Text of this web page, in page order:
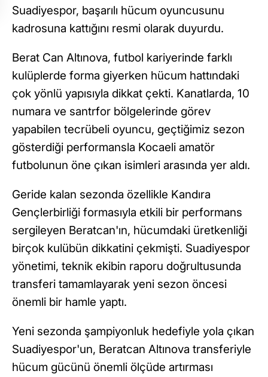
Suadiyespor, başarılı hücum oyuncusunu
kadrosuna kattığını resmi olarak duyurdu.
Berat Can Altınova, futbol kariyerinde farklı
kulüplerde forma giyerken hücum hattındaki
çok yönlü yapısıyla dikkat çekti. Kanatlarda, 10
numara ve santrfor bölgelerinde görev
yapabilen tecrübeli oyuncu, geçtiğimiz sezon
gösterdiği performansla Kocaeli amatör
futbolunun öne çıkan isimleri arasında yer aldı.
Geride kalan sezonda özellikle Kandıra
Gençlerbirliği formasıyla etkili bir performans
sergileyen Beratcan'ın, hücumdaki üretkenliği
birçok kulübün dikkatini çekmişti. Suadiyespor
yönetimi, teknik ekibin raporu doğrultusunda
transferi tamamlayarak yeni sezon öncesi
önemli bir hamle yaptı.
Yeni sezonda şampiyonluk hedefiyle yola çıkan
Suadiyespor'un, Beratcan Altınova transferiyle
hücum gücünü önemli ölçüde artırması